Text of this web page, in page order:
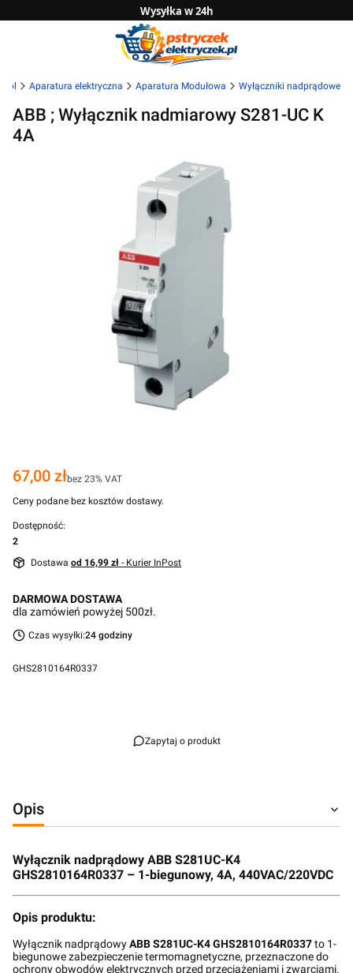
Wysyłka w 24h
Zwrot do 14 dni
Sprawdź naszą ofertę B2B
Aparatura elektryczna Aparatura Modułowa Wyłączniki nadprądowe
ABB ; Wyłącznik nadmiarowy S281-UC K
4A
Cena
67,00 złbez 23% VAT
Ceny podane bez kosztów dostawy.
Dostępność:
2
Dostawa od 16,99 zł - Kurier InPost
DARMOWA DOSTAWA
dla zamówień powyżej 500zł.
Czas wysyłki:24 godziny
GHS2810164R0337
Zapytaj o produkt
Opis
Wyłącznik nadprądowy ABB S281UC-K4
GHS2810164R0337 – 1-biegunowy, 4A, 440VAC/220VDC
Opis produktu:
Wyłącznik nadprądowyABB S281UC-K4 GHS2810164R0337to 1-
biegunowe zabezpieczenie termomagnetyczne, przeznaczone do
ochrony obwodów elektrycznych przed przeciążeniami i zwarciami.